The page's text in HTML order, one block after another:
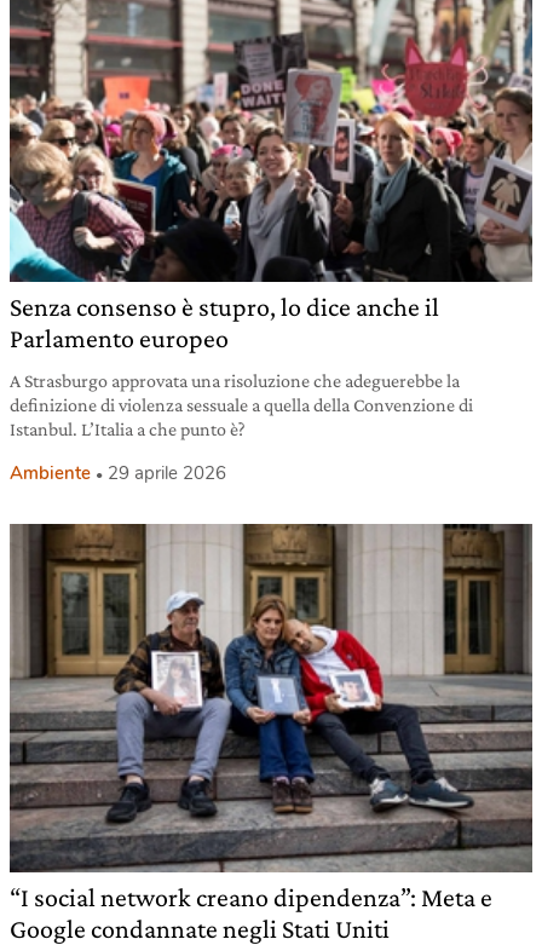
Senza consenso è stupro, lo dice anche il
Parlamento europeo
A Strasburgo approvata una risoluzione che adeguerebbe la
definizione di violenza sessuale a quella della Convenzione di
Istanbul. L’Italia a che punto è?
Ambiente 29 aprile 2026
“I social network creano dipendenza”: Meta e
Google condannate negli Stati Uniti